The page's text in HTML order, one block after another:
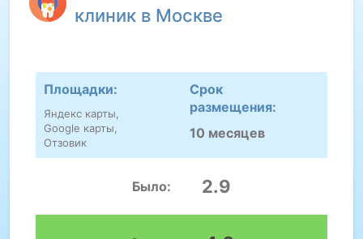
клиник в Москве
Площадки:
Яндекс карты,
Google карты,
Отзовик
Срок
размещения:
10 месяцев
Было: 2.9